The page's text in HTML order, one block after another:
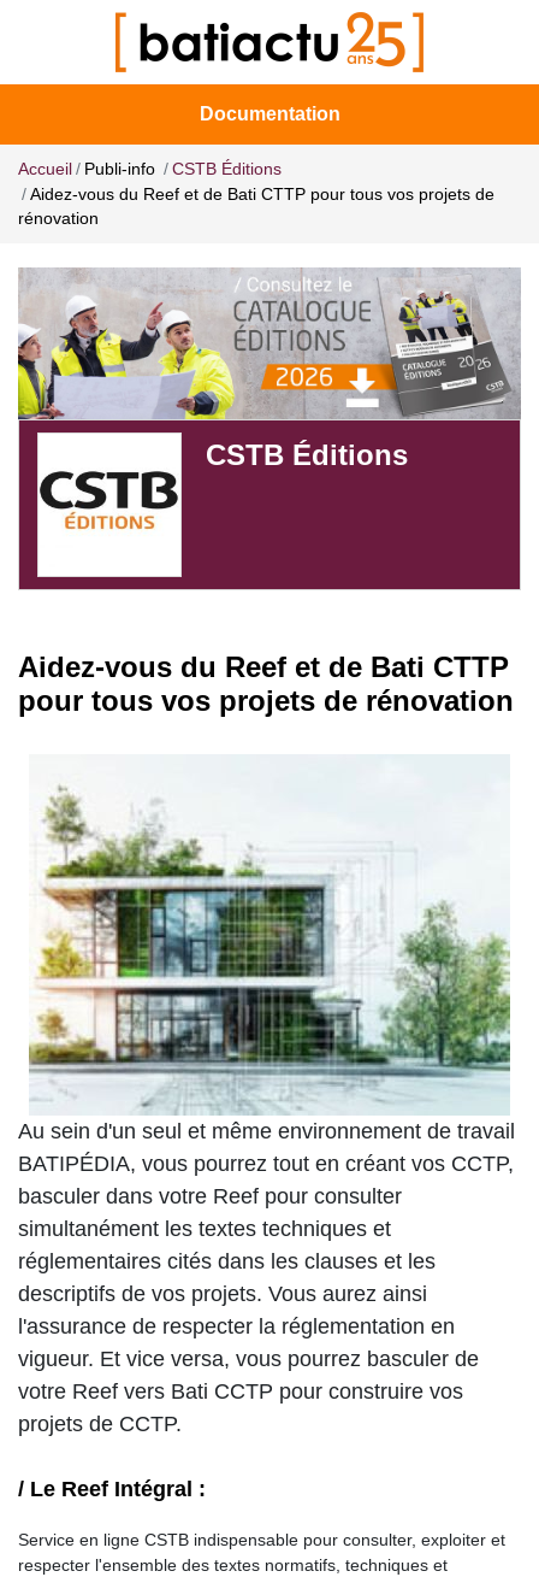
Documentation
Accueil Publi-info
CSTB Éditions
Aidez-vous du Reef et de Bati CTTP pour tous vos projets de
rénovation
CSTB Éditions
Aidez-vous du Reef et de Bati CTTP
pour tous vos projets de rénovation
Au sein d'un seul et même environnement de travail
BATIPÉDIA, vous pourrez tout en créant vos CCTP,
basculer dans votre Reef pour consulter
simultanément les textes techniques et
réglementaires cités dans les clauses et les
descriptifs de vos projets. Vous aurez ainsi
l'assurance de respecter la réglementation en
vigueur. Et vice versa, vous pourrez basculer de
votre Reef vers Bati CCTP pour construire vos
projets de CCTP.
/ Le Reef Intégral :
Service en ligne CSTB indispensable pour consulter, exploiter et
respecter l'ensemble des textes normatifs, techniques et